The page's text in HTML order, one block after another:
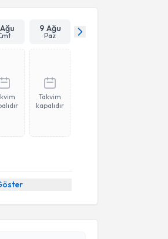
9 Ağu
Paz
Takvim
kapalıdır